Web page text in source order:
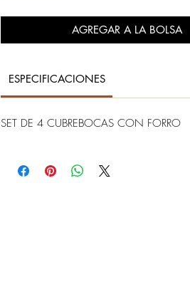
AGREGAR A LA BOLSA
ESPECIFICACIONES
SET DE 4 CUBREBOCAS CON FORRO